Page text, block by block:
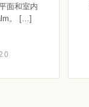
面和室内
。 […]